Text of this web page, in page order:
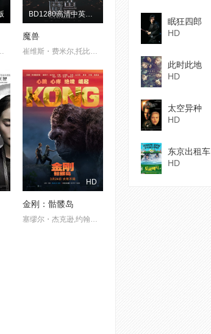
森,真田广之,阿利安・巴克瑞
BD1280高清中英双字版
魔兽
崔维斯・费米尔,托比・凯贝尔,宝拉・巴顿
HD
金刚：骷髅岛
塞缪尔・杰克逊,约翰・古德曼,汤姆・希德勒斯顿,布丽・拉尔森
眠狂四郎
HD
此时此地
HD
太空异种
HD
东京出租车
HD